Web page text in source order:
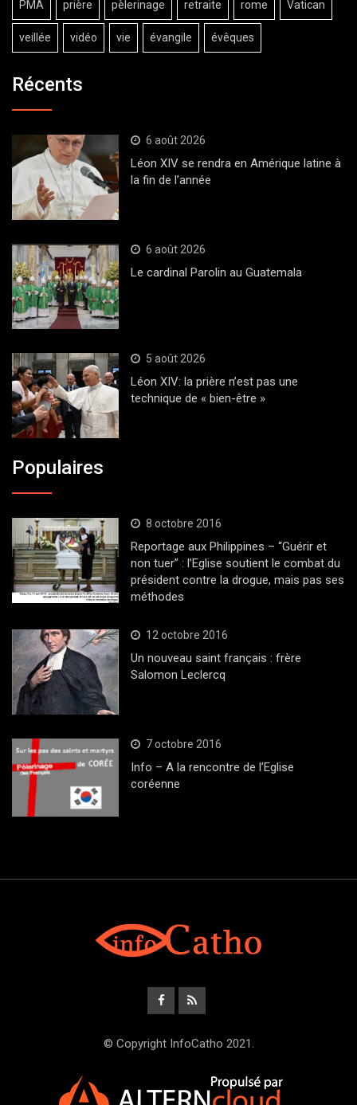
PMA prière pèlerinage retraite rome Vatican
veillée vidéo vie évangile évêques
Récents
6 août 2026
Léon XIV se rendra en Amérique latine à
la fin de l’année
6 août 2026
Le cardinal Parolin au Guatemala
5 août 2026
Léon XIV: la prière n’est pas une
technique de « bien-être »
Populaires
8 octobre 2016
Reportage aux Philippines – “Guérir et
non tuer” : l’Eglise soutient le combat du
président contre la drogue, mais pas ses
méthodes
12 octobre 2016
Un nouveau saint français : frère
Salomon Leclercq
7 octobre 2016
Info – A la rencontre de l’Eglise
coréenne
© Copyright InfoCatho 2021.